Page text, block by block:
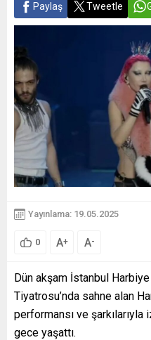
Paylaş Tweetle
Yayınlama: 19.05.2025
0 A+ A-
Dün akşam İstanbul
Tiyatrosu’nda sahne alan
performansı ve
gece yaşattı.